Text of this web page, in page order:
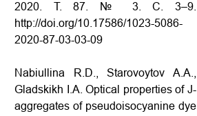
2020. Т. 87. № 3. С. 3–9.
http://doi.org/10.17586/1023-5086-
2020-87-03-03-09
Nabiullina R.D., Starovoytov A.A.,
Gladskikh I.A. Optical properties of J-
aggregates of pseudoisocyanine dye